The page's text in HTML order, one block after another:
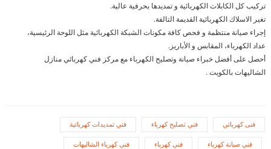
تركيب كل الكابلات الكهربائية و تمديدها بحرفية عالية.
تغير الاسلاك الكهربائية القديمة التالفة.
إجراء صيانة منتظمة و فحص كافة مكونات الشبكة الكهربائية مثل اللوحة الرئيسية،
عداد الكهرباء، المقابس و الأباريز.
أحصل على أفضل خبراء صيانة وتصليح الكهرباء مع مركز فني كهربائي منازل
الشاليهات بالكويت .
فنى كهربائي فني تصليح كهرباء فني تمديدات كهربائية
فني صيانة كهرباء فني كهرباء فني كهرباء الشاليهات